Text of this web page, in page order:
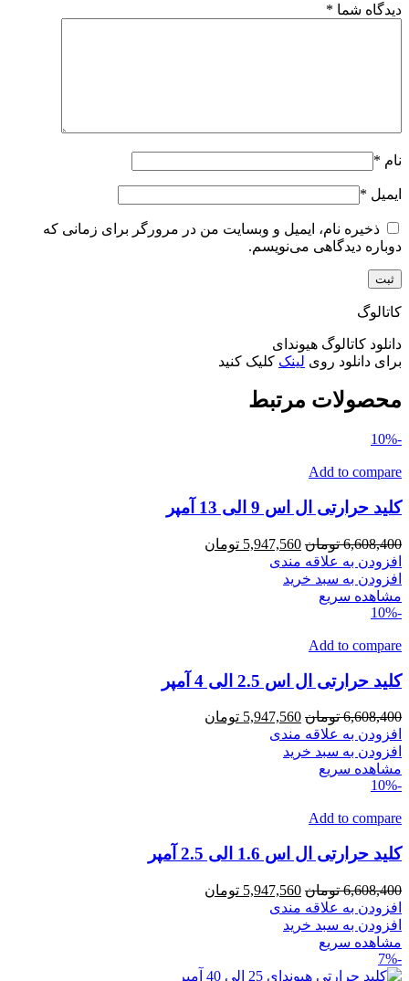
دیدگاه شما *
نام *
ایمیل *
ذخیره نام، ایمیل و وبسایت من در مرورگر برای زمانی که
دوباره دیدگاهی می‌نویسم.
کاتالوگ
دانلود کاتالوگ هیوندای
برای دانلود روی لینک کلیک کنید
محصولات مرتبط
-10%
Add to compare
کلید حرارتی ال اس 9 الی 13 آمپر
6,608,400 تومان قیمت
اصلی
5,947,560 تومان
افزودن به علاقه مندی
افزودن به سبد خرید
مشاهده سریع
-10%
Add to compare
کلید حرارتی ال اس 2.5 الی 4 آمپر
6,608,400 تومان قیمت
اصلی
5,947,560 تومان
افزودن به علاقه مندی
افزودن به سبد خرید
مشاهده سریع
-10%
Add to compare
کلید حرارتی ال اس 1.6 الی 2.5 آمپر
6,608,400 تومان قیمت
اصلی
5,947,560 تومان
افزودن به علاقه مندی
افزودن به سبد خرید
مشاهده سریع
-7%